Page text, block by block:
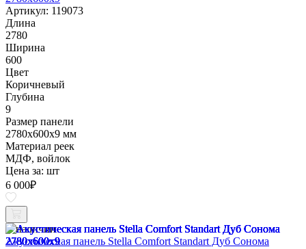
Артикул: 119073
Длина
2780
Ширина
600
Цвет
Коричневый
Глубина
9
Размер панели
2780х600х9 мм
Материал реек
МДФ, войлок
Цена за: шт
6 000₽
В наличии
Акустическая панель Stella Comfort Standart Дуб Сонома